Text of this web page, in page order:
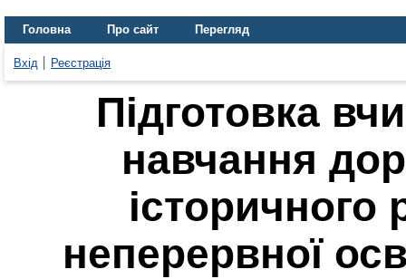
Головна Про сайт Перегляд
Вхід Реєстрація
Підготовка
навчання
історичного
неперервної